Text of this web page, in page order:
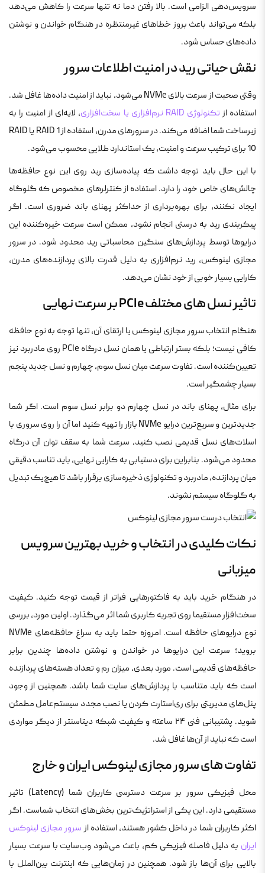
سرویس‌دهی الزامی است. بالا رفتن دما نه تنها سرعت را کاهش می‌دهد
بلکه می‌تواند باعث بروز خطاهای غیرمنتظره در هنگام خواندن و نوشتن
داده‌های حساس شود.
نقش حیاتی رید در امنیت اطلاعات سرور
وقتی صحبت از سرعت بالای NVMe می‌شود، نباید از امنیت داده‌ها غافل شد.
استفاده ازتکنولوژی RAID نرم‌افزاری یا سخت‌افزاری
، لایه‌ای از امنیت را به
زیرساخت شما اضافه می‌کند. در سرورهای مدرن، استفاده از RAID 1 یا RAID
10 برای ترکیب سرعت و امنیت، یک استاندارد طلایی محسوب می‌شود.
با این حال باید توجه داشت که پیاده‌سازی رید روی این نوع حافظه‌ها
چالش‌های خاص خود را دارد. استفاده از کنترلرهای مخصوص که گلوگاه
ایجاد نکنند، برای بهره‌برداری از حداکثر پهنای باند ضروری است. اگر
پیکربندی رید به درستی انجام نشود، ممکن است سرعت خیره‌کننده این
درایوها توسط پردازش‌های سنگین محاسباتی رید محدود شود. در سرور
مجازی لینوکس، رید نرم‌افزاری به دلیل قدرت بالای پردازنده‌های مدرن،
کارایی بسیار خوبی از خود نشان می‌دهد.
تاثیر نسل های مختلف PCIe بر سرعت نهایی
هنگام انتخاب سرور مجازی لینوکس یا ارتقای آن، تنها توجه به نوع حافظه
کافی نیست؛ بلکه بستر ارتباطی یا همان نسل درگاه PCIe روی مادربرد نیز
تعیین‌کننده است. تفاوت سرعت میان نسل سوم، چهارم و نسل جدید پنجم
بسیار چشمگیر است.
برای مثال، پهنای باند در نسل چهارم دو برابر نسل سوم است. اگر شما
جدیدترین و سریع‌ترین درایو NVMe بازار را تهیه کنید اما آن را روی سروری با
اسلات‌های نسل قدیمی نصب کنید، سرعت شما به سقف توان آن درگاه
محدود می‌شود. بنابراین برای دستیابی به کارایی نهایی، باید تناسب دقیقی
میان پردازنده، مادربرد و تکنولوژی ذخیره‌سازی برقرار باشد تا هیچ‌یک تبدیل
به گلوگاه سیستم نشوند.
نکات کلیدی در انتخاب و خرید بهترین سرویس
میزبانی
در هنگام خرید باید به فاکتورهایی فراتر از قیمت توجه کنید. کیفیت
سخت‌افزار مستقیما روی تجربه کاربری شما اثر می‌گذارد. اولین مورد، بررسی
نوع درایوهای حافظه است. امروزه حتما باید به سراغ حافظه‌های NVMe
بروید؛ سرعت این درایوها در خواندن و نوشتن داده‌ها چندین برابر
حافظه‌های قدیمی است. مورد بعدی، میزان رم و تعداد هسته‌های پردازنده
است که باید متناسب با پردازش‌های سایت شما باشد. همچنین از وجود
پنل‌های مدیریتی برای ری‌استارت کردن یا نصب مجدد سیستم‌عامل مطمئن
شوید. پشتیبانی فنی ۲۴ ساعته و کیفیت شبکه دیتاسنتر از دیگر مواردی
است که نباید از آن‌ها غافل شد.
تفاوت های سرور مجازی لینوکس ایران و خارج
محل فیزیکی سرور بر سرعت دسترسی کاربران شما (Latency) تاثیر
مستقیمی دارد. این یکی از استراتژیک‌ترین بخش‌های انتخاب شماست. اگر
اکثر کاربران شما در داخل کشور هستند، استفاده ازسرور مجازی لینوکس
ایرانبه دلیل فاصله فیزیکی کم، باعث می‌شود وب‌سایت با سرعت بسیار
بالایی برای آن‌ها باز شود. همچنین در زمان‌هایی که اینترنت بین‌الملل با